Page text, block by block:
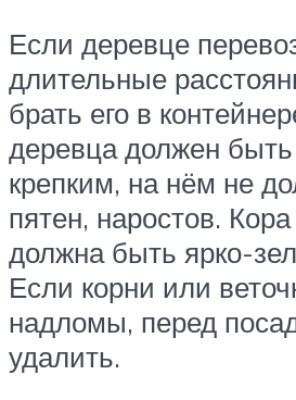
Если деревце
длительные
брать его в
деревца должен
крепким, на нём не
пятен, наростов.
должна быть ярко-
Если корни или
надломы, перед
удалить.